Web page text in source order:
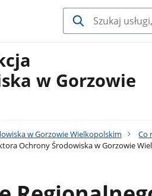
w Gorzowie
w Gorzowie Wielkopolskim Co
Ochrony Środowiska w Gorzowie